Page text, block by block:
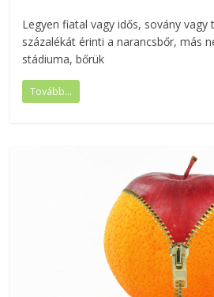
Legyen fiatal vagy idős, sovány vagy
százalékát érinti a narancsbőr, más
stádiuma, bőrük
Tovább...